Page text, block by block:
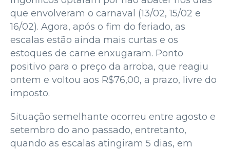
que envolveram o carnaval (13/02, 15/02 e
16/02). Agora, após o fim do feriado, as
escalas estão ainda mais curtas e os
estoques de carne enxugaram. Ponto
positivo para o preço da arroba, que reagiu
ontem e voltou aos R$76,00, a prazo, livre do
imposto.
Situação semelhante ocorreu entre agosto e
setembro do ano passado, entretanto,
quando as escalas atingiram 5 dias, em